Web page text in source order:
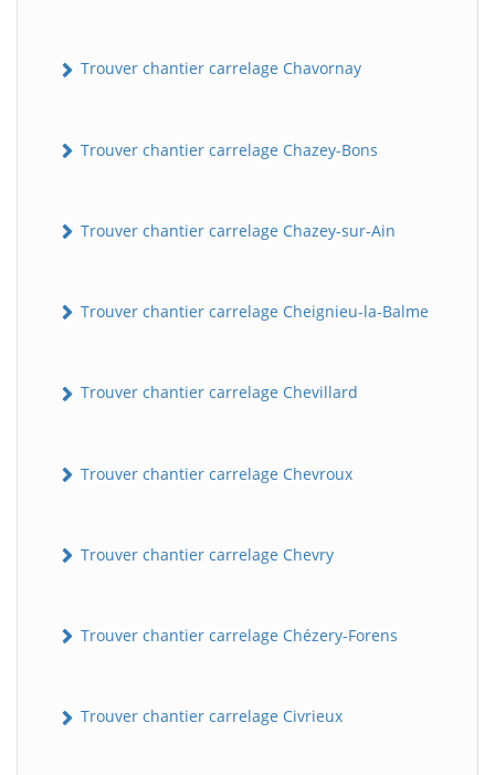
Trouver chantier carrelage Chavornay
Trouver chantier carrelage Chazey-Bons
Trouver chantier carrelage Chazey-sur-Ain
Trouver chantier carrelage Cheignieu-la-Balme
Trouver chantier carrelage Chevillard
Trouver chantier carrelage Chevroux
Trouver chantier carrelage Chevry
Trouver chantier carrelage Chézery-Forens
Trouver chantier carrelage Civrieux